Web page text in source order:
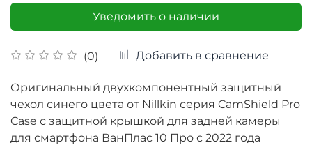
(0) Добавить в сравнение
Уведомить о наличии
Оригинальный двухкомпонентный защитный
чехол синего цвета от Nillkin серия CamShield Pro
Case с защитной крышкой для задней камеры
для смартфона ВанПлас 10 Про с 2022 года